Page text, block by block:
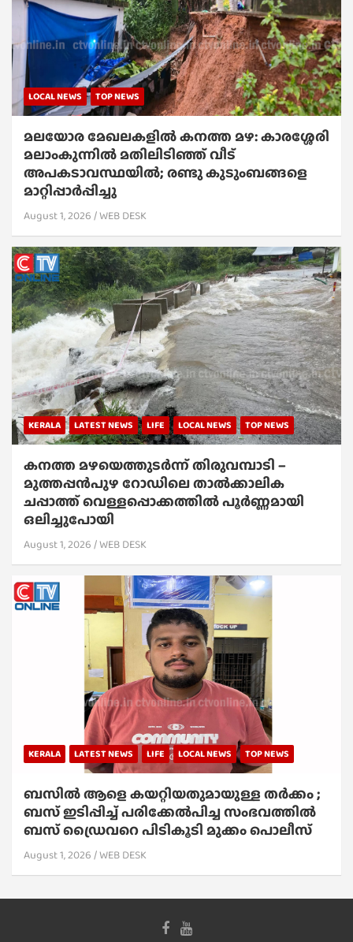
LOCAL NEWS TOP NEWS
മലയോര മേഖലകളിൽ കനത്ത മഴ: കാരശ്ശേരി
മലാംകുന്നിൽ മതിലിടിഞ്ഞ് വീട്
അപകടാവസ്ഥയിൽ; രണ്ടു കുടുംബങ്ങളെ
മാറ്റിപ്പാർപ്പിച്ചു
August 1, 2026 WEB DESK
KERALA LATEST NEWS LIFE LOCAL NEWS TOP NEWS
കനത്ത മഴയെത്തുടർന്ന് തിരുവമ്പാടി –
മുത്തപ്പൻപുഴ റോഡിലെ താൽക്കാലിക
ചപ്പാത്ത് വെള്ളപ്പൊക്കത്തിൽ പൂർണ്ണമായി
ഒലിച്ചുപോയി
August 1, 2026 WEB DESK
KERALA LATEST NEWS LIFE LOCAL NEWS TOP NEWS
ബസിൽ ആളെ കയറ്റിയതുമായുള്ള തർക്കം ;
ബസ് ഇടിപ്പിച്ച് പരിക്കേൽപിച്ച സംഭവത്തിൽ
ബസ് ഡ്രൈവറെ പിടികൂടി മുക്കം പൊലീസ്
August 1, 2026 WEB DESK